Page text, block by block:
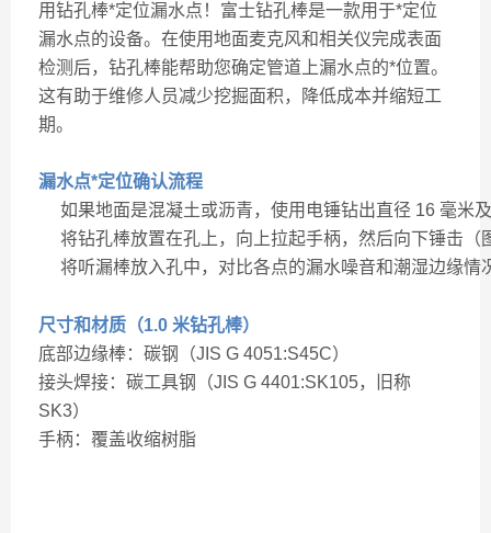
用钻孔棒*定位漏水点！富士钻孔棒是一款用于*定位
漏水点的设备。在使用地面麦克风和相关仪完成表面
检测后，钻孔棒能帮助您确定管道上漏水点的*位置。
这有助于维修人员减少挖掘面积，降低成本并缩短工
期。
漏水点*定位确认流程
如果地面是混凝土或沥青，使用电锤钻出直径 16 毫米
将钻孔棒放置在孔上，向上拉起手柄，然后向下锤击（
将听漏棒放入孔中，对比各点的漏水噪音和潮湿边缘情
尺寸和材质（1.0 米钻孔棒）
底部边缘棒：碳钢（JIS G 4051:S45C）
接头焊接：碳工具钢（JIS G 4401:SK105，旧称
SK3）
手柄：覆盖收缩树脂